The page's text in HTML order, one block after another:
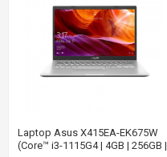
Laptop Asus X415EA-EK675W
(Core™ i3-1115G4 | 4GB | 256GB |